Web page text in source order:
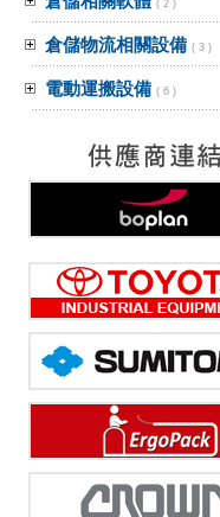
( 2 )
倉儲物流相關設備 ( 3 )
電動運搬設備 ( 6 )